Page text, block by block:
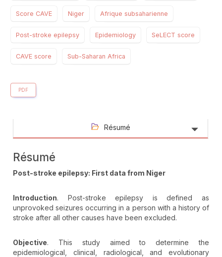
Score CAVE Niger Afrique subsaharienne
Post-stroke epilepsy Epidemiology SeLECT score
CAVE score Sub-Saharan Africa
PDF
Résumé
Résumé
Post-stroke epilepsy: First data from Niger
Introduction. Post-stroke epilepsy is defined as
unprovoked seizures occurring in a person with a history of
stroke after all other causes have been excluded.
Objective. This study aimed to determine the
epidemiological, clinical, radiological, and evolutionary